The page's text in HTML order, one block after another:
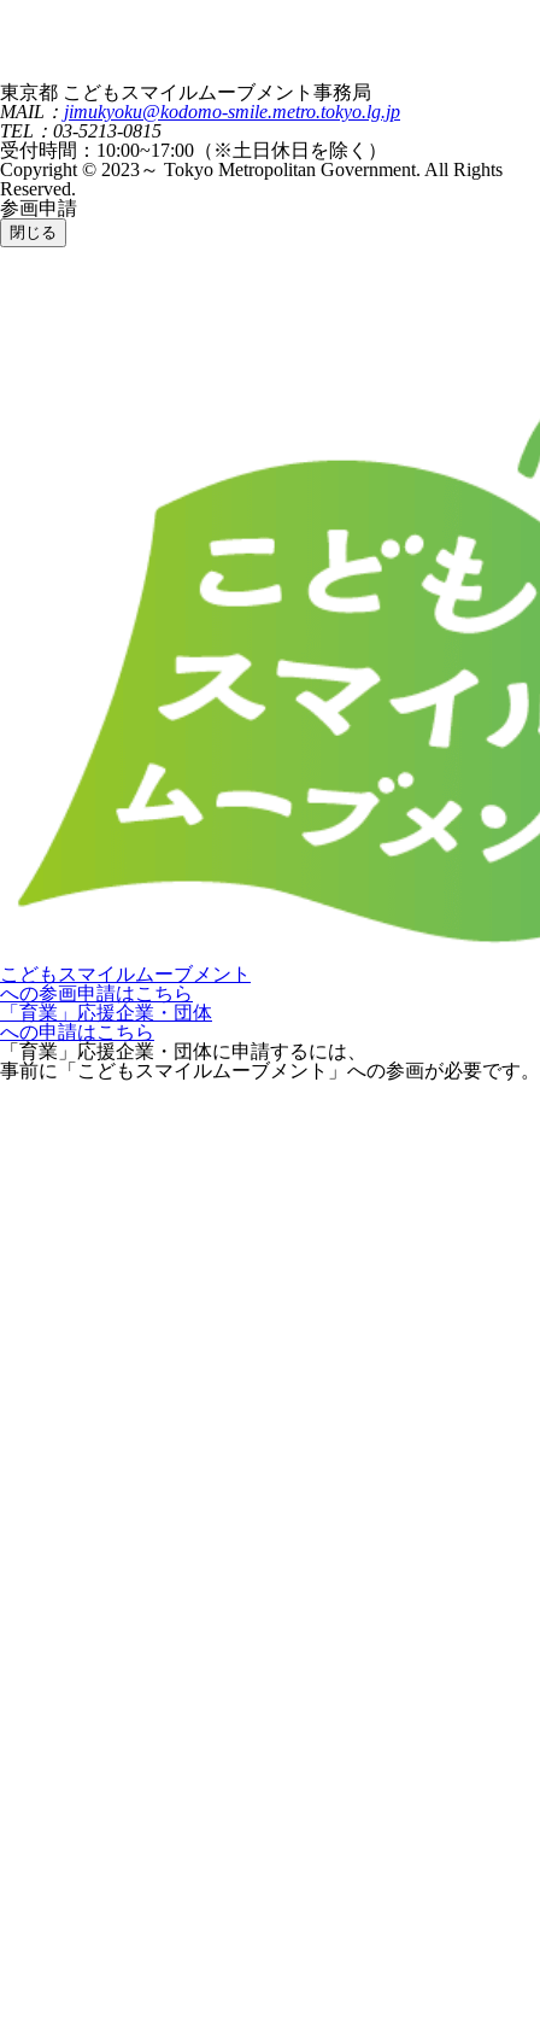
東京都 こどもスマイルムーブメント事務局
MAIL： jimukyoku@kodomo-smile.metro.tokyo.lg.jp
TEL：03-5213-0815
受付時間：10:00~17:00（※土日休日を除く）
Copyright © 2023～ Tokyo Metropolitan Government. All Rights
Reserved.
参画申請
閉じる
こどもスマイルムーブメント
への参画申請はこちら
「育業」応援企業・団体
への申請はこちら
「育業」応援企業・団体に申請するには、
事前に「こどもスマイルムーブメント」への参画が必要です。